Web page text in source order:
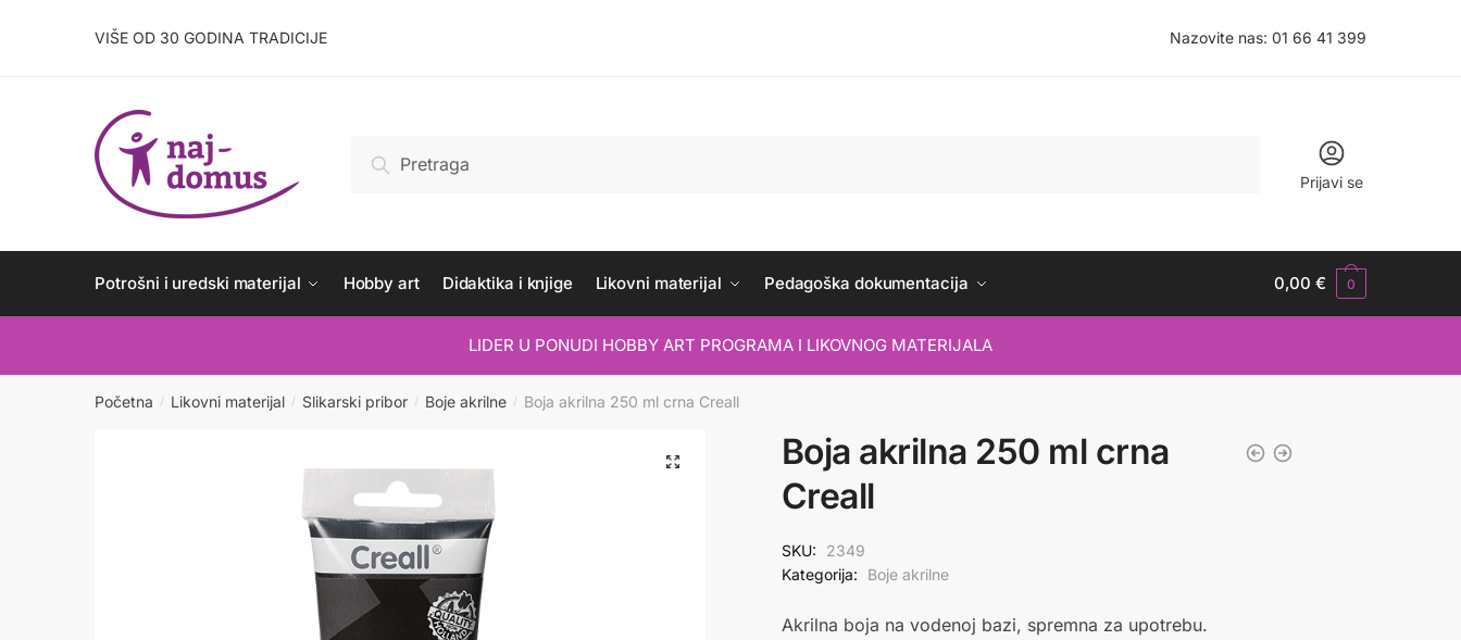
VIŠE OD 30 GODINA TRADICIJE Nazovite nas: 01 66 41 399
Pretraži
Prijavi se
Potrošni i uredski materijal Hobby art Didaktika i knjige Likovni materijal Pedagoška dokumentacija 0,00€ 0
LIDER U PONUDI HOBBY ART PROGRAMA I LIKOVNOG MATERIJALA
Početna / Likovni materijal / Slikarski pribor / Boje akrilne / Boja akrilna 250 ml crna Creall
Boja akrilna 250 ml crna
Creall
SKU:
2349
Kategorija:
Boje akrilne
Akrilna boja na vodenoj bazi, spremna za upotrebu.